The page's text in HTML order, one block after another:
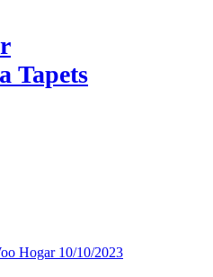
Tapets
Hogar 10/10/2023